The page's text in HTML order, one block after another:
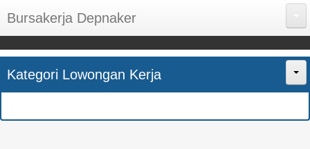
Bursakerja Depnaker
About Me
Disclaimer
Kategori Lowongan Kerja